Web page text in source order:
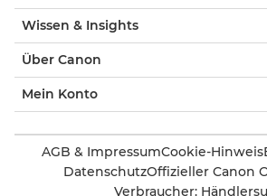
Wissen & Insights
Über Canon
Mein Konto
AGB & ImpressumCookie-Hinweis
DatenschutzOffizieller Canon
Verbraucher: